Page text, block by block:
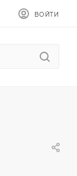
ВОЙТИ